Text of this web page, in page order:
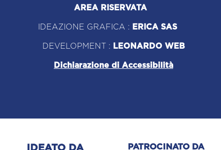
AREA RISERVATA
IDEAZIONE GRAFICA : ERICA SAS
DEVELOPMENT : LEONARDO WEB
Dichiarazione di Accessibilità
PATROCINATO DA